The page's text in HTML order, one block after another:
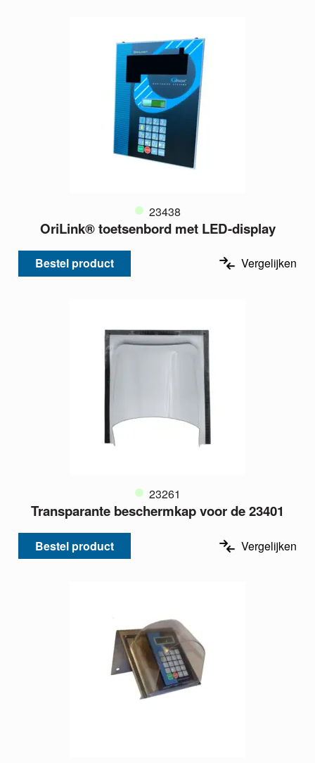
23438
OriLink® toetsenbord met LED-display
Bestel product Vergelijken
23261
Transparante beschermkap voor de 23401
Bestel product Vergelijken